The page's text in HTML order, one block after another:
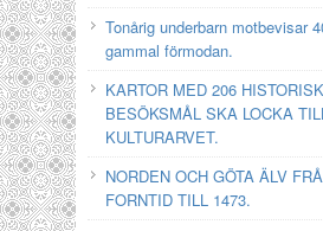
Tonårig underbarn motbevisar
gammal förmodan.
KARTOR MED 206
BESÖKSMÅL SKA LOCKA
KULTURARVET.
NORDEN OCH GÖTA ÄLV
FORNTID TILL 1473.